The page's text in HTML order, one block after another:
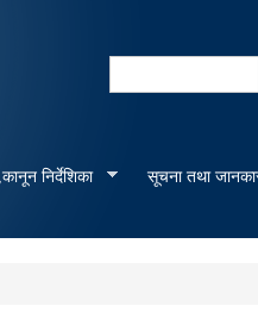
Search
निर्देशिका
सूचना तथा